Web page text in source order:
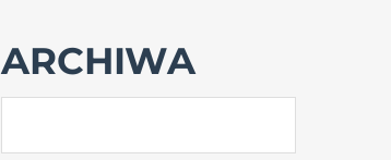
ARCHIWA